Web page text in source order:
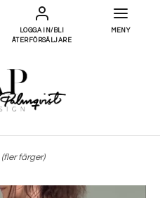
LOGGA IN/BLI
ÅTERFÖRSÄLJARE
MENY
färger)